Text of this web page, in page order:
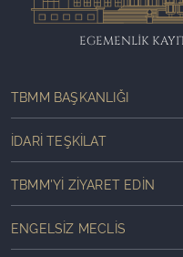
EGEMENLİK
TBMM BAŞKANLIĞI
İDARI TEŞKILAT
TBMM'YI ZIYARET EDIN
ENGELSIZ MECLIS